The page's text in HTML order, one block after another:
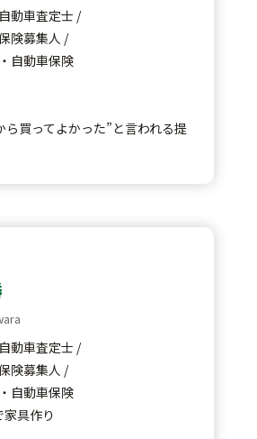
動車査定士 /
険募集人 /
自動車保険
動車査定士 /
険募集人 /
自動車保険
具作り